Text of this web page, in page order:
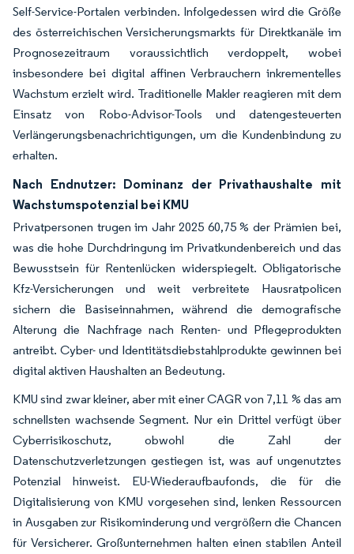
Self-Service-Portalen verbinden. Infolgedessen wird die Größe
des österreichischen Versicherungsmarkts für Direktkanäle im
Prognosezeitraum voraussichtlich verdoppelt, wobei
insbesondere bei digital affinen Verbrauchern inkrementelles
Wachstum erzielt wird. Traditionelle Makler reagieren mit dem
Einsatz von Robo-Advisor-Tools und datengesteuerten
Verlängerungsbenachrichtigungen, um die Kundenbindung zu
erhalten.
Nach Endnutzer: Dominanz der Privathaushalte mit
Wachstumspotenzial bei KMU
Privatpersonen trugen im Jahr 2025 60,75 % der Prämien bei,
was die hohe Durchdringung im Privatkundenbereich und das
Bewusstsein für Rentenlücken widerspiegelt. Obligatorische
Kfz-Versicherungen und weit verbreitete Hausratpolicen
sichern die Basiseinnahmen, während die demografische
Alterung die Nachfrage nach Renten- und Pflegeprodukten
antreibt. Cyber- und Identitätsdiebstahlprodukte gewinnen bei
digital aktiven Haushalten an Bedeutung.
KMU sind zwar kleiner, aber mit einer CAGR von 7,11 % das am
schnellsten wachsende Segment. Nur ein Drittel verfügt über
Cyberrisikoschutz, obwohl die Zahl der
Datenschutzverletzungen gestiegen ist, was auf ungenutztes
Potenzial hinweist. EU-Wiederaufbaufonds, die für die
Digitalisierung von KMU vorgesehen sind, lenken Ressourcen
in Ausgaben zur Risikominderung und vergrößern die Chancen
für Versicherer. Großunternehmen halten einen stabilen Anteil